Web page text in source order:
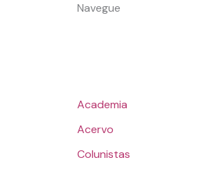
Navegue
Academia
Acervo
Colunistas